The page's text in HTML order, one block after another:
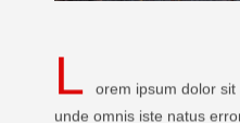
L
orem ipsum dolor
unde omnis iste natus